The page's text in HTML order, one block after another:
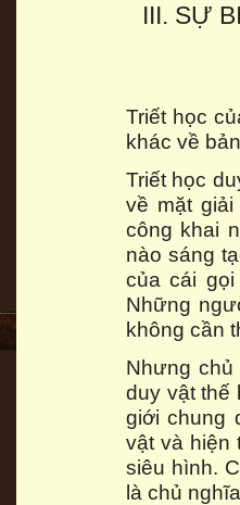
III. SỰ
Triết học
khác về
Triết học
về mặt
công khai
nào sáng
của cái
Những
không cần
Nhưng
duy vật thế
giới chung
vật và hiện
siêu hình.
là chủ